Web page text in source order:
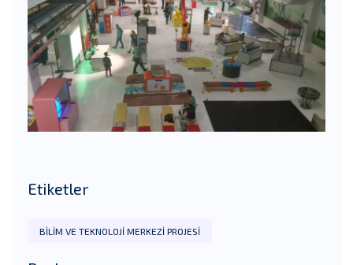
Etiketler
BILIM VE TEKNOLOJI MERKEZI PROJESI